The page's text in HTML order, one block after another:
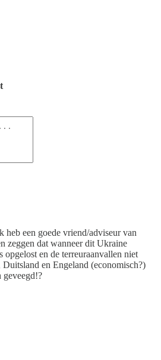
heb een goede vriend/adviseur van
zeggen dat wanneer dit Ukraine
en de terreuraanvallen niet
en Engeland (economisch?)
geveegd!?